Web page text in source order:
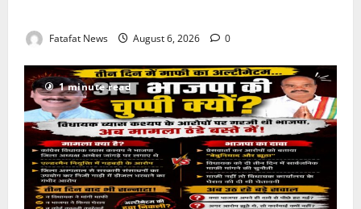
Fatafat News August 6, 2026 0
1 minute read